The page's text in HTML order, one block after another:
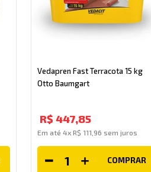
Vedapren Fast Terracota 15 kg
Otto Baumgart
R$ 447,85
Em até4xR$ 111 96 sem juros
COMPRAR